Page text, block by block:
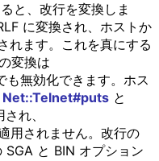
と、改行を変換しま
に変換され、ホストか
れます。これを真にする
変換は
も無効化できます。ホス
Net::Telnet#putsと
れ、
用されません。改行の
と BIN オプション